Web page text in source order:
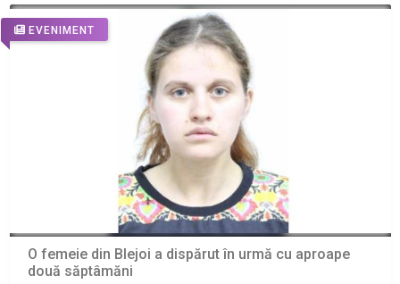
EVENIMENT
O femeie din Blejoi a dispărut în urmă cu aproape
două săptâmăni